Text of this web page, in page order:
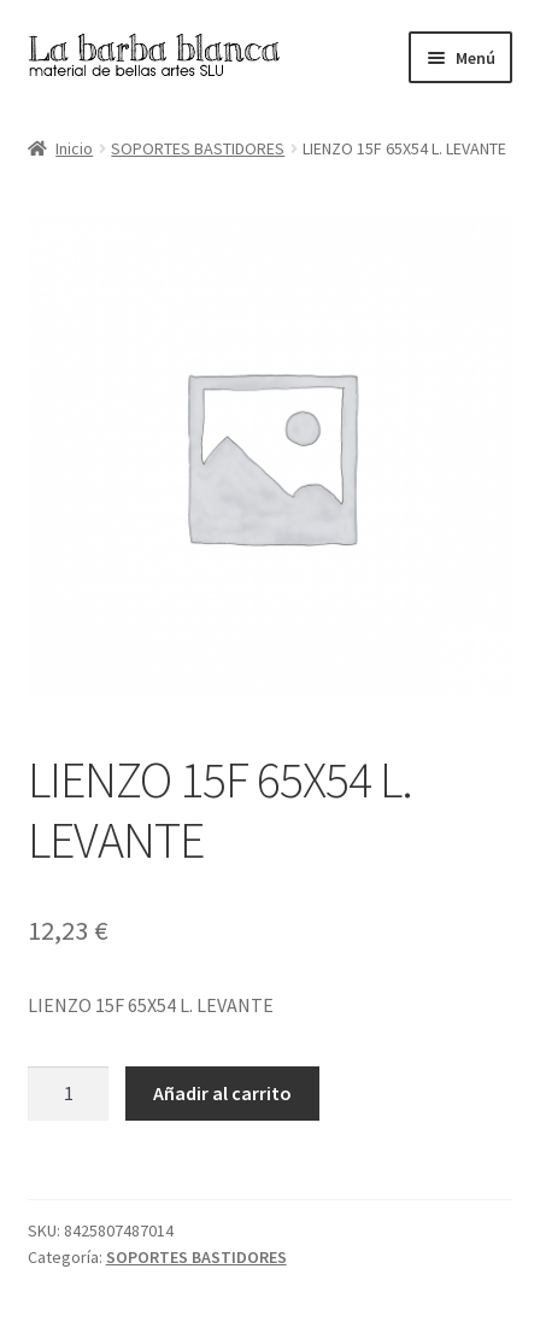
Ir
a
navegación
Ir
al
Menú
Inicio SOPORTES BASTIDORES LIENZO 15F 65X54 L. LEVANTE
LIENZO 15F 65X54 L.
LEVANTE
12,23 €
LIENZO 15F 65X54 L. LEVANTE
cantidad
Añadir al carrito
SKU: 8425807487014
Categoría: SOPORTES BASTIDORES